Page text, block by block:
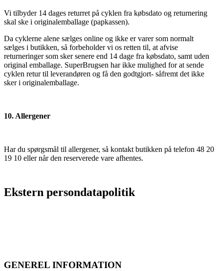
Vi tilbyder 14 dages returret på cyklen fra købsdato og returnering
skal ske i originalemballage (papkassen).
Da cyklerne alene sælges online og ikke er varer som normalt
sælges i butikken, så forbeholder vi os retten til, at afvise
returneringer som sker senere end 14 dage fra købsdato, samt uden
original emballage. SuperBrugsen har ikke mulighed for at sende
cyklen retur til leverandøren og få den godtgjort- såfremt det ikke
sker i originalemballage.
10. Allergener
Har du spørgsmål til allergener, så kontakt butikken på telefon 48 20
19 10 eller når den reserverede vare afhentes.
Ekstern persondatapolitik
GENEREL INFORMATION